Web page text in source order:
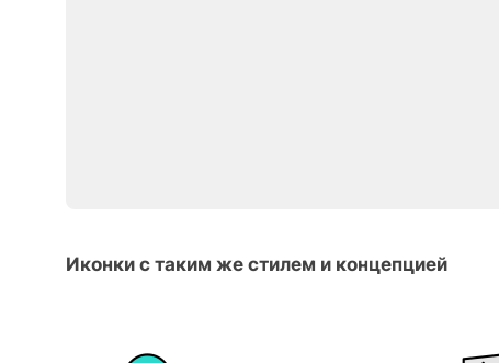
Иконки с таким же стилем и концепцией